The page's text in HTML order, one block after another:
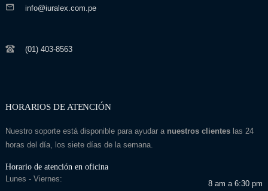
info@iuralex.com.pe
(01) 403-8563
HORARIOS DE ATENCIÓN
Nuestro soporte está disponible para ayudar a nuestros clienteslas 24
horas del día, los siete días de la semana.
Horario de atención en oficina
Lunes - Viernes:
8 am a 6:30 pm